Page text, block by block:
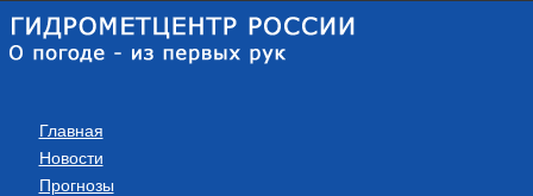
Главная
Новости
Прогнозы